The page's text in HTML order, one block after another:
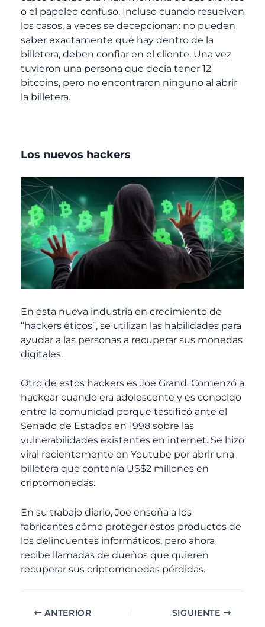
o el papeleo confuso. Incluso cuando resuelven
los casos, a veces se decepcionan: no pueden
saber exactamente qué hay dentro de la
billetera, deben confiar en el cliente. Una vez
tuvieron una persona que decía tener 12
bitcoins, pero no encontraron ninguno al abrir
la billetera.
Los nuevos hackers
En esta nueva industria en crecimiento de
“hackers éticos”, se utilizan las habilidades para
ayudar a las personas a recuperar sus monedas
digitales.
Otro de estos hackers es Joe Grand. Comenzó a
hackear cuando era adolescente y es conocido
entre la comunidad porque testificó ante el
Senado de Estados en 1998 sobre las
vulnerabilidades existentes en internet. Se hizo
viral recientemente en Youtube por abrir una
billetera que contenía US$2 millones en
criptomonedas.
En su trabajo diario, Joe enseña a los
fabricantes cómo proteger estos productos de
los delincuentes informáticos, pero ahora
recibe llamadas de dueños que quieren
recuperar sus criptomonedas pérdidas.
ANTERIOR SIGUIENTE